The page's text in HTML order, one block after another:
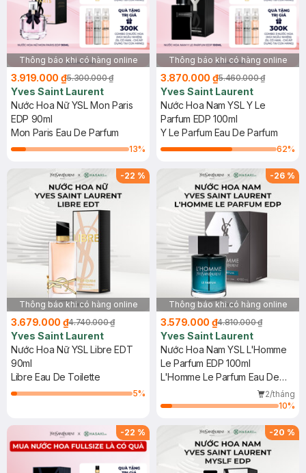
Thông báo khi có hàng online
3.919.000 ₫5.300.000 ₫
Yves Saint Laurent
Nước Hoa Nữ YSL Mon Paris
EDP 90ml
Mon Paris Eau De Parfum
13%
Thông báo khi có hàng online
3.870.000 ₫5.460.000 ₫
Yves Saint Laurent
Nước Hoa Nam YSL Y Le
Parfum EDP 100ml
Y Le Parfum Eau De Parfum
62%
-22 %
Thông báo khi có hàng online
3.679.000 ₫4.740.000 ₫
Yves Saint Laurent
Nước Hoa Nữ YSL Libre EDT
90ml
Libre Eau De Toilette
5%
-26 %
Thông báo khi có hàng online
3.579.000 ₫4.810.000 ₫
Yves Saint Laurent
Nước Hoa Nam YSL L'Homme
Le Parfum EDP 100ml
L'Homme Le Parfum Eau De
2/tháng
10%
-22 % -20 %